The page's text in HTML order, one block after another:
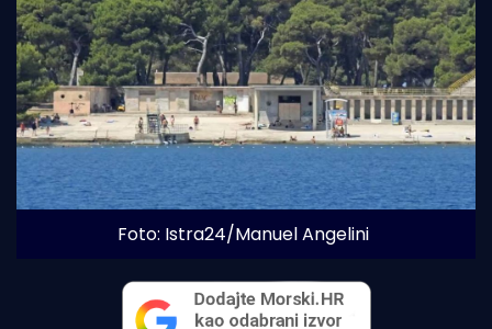
Foto: Istra24/Manuel Angelini